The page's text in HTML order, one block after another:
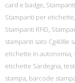
card e badge,
Stampanti per etichette,
Stampanti RFID,
stampanti sato Cg408e
etichette in autonomia,
etichette Sardegna,
stampa, barcode